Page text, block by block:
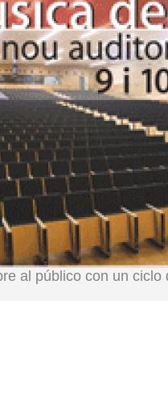
al público con un